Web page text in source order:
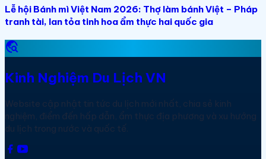
Lễ hội Bánh mì Việt Nam 2026: Thợ làm bánh Việt – Pháp
tranh tài, lan tỏa tinh hoa ẩm thực hai quốc gia
travel_explore
Kinh Nghiệm Du Lịch VN
Website cập nhật tin tức du lịch mới nhất, chia sẻ kinh
nghiệm, điểm đến hấp dẫn, ẩm thực địa phương và xu hướng
du lịch trong nước và quốc tế.